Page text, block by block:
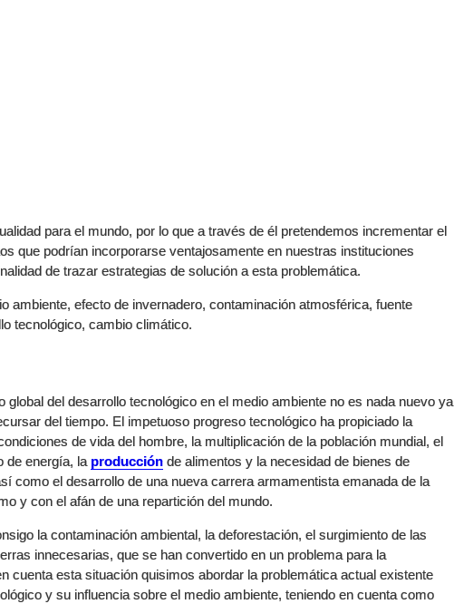
para el mundo, por lo que a través de él pretendemos incrementar el
que podrían incorporarse ventajosamente en nuestras instituciones
de trazar estrategias de solución a esta problemática.
ambiente, efecto de invernadero, contaminación atmosférica, fuente
tecnológico, cambio climático.
global del desarrollo tecnológico en el medio ambiente no es nada nuevo ya
del tiempo. El impetuoso progreso tecnológico ha propiciado la
de vida del hombre, la multiplicación de la población mundial, el
de energía, la producción de alimentos y la necesidad de bienes de
como el desarrollo de una nueva carrera armamentista emanada de la
y con el afán de una repartición del mundo.
la contaminación ambiental, la deforestación, el surgimiento de las
innecesarias, que se han convertido en un problema para la
cuenta esta situación quisimos abordar la problemática actual existente
y su influencia sobre el medio ambiente, teniendo en cuenta como